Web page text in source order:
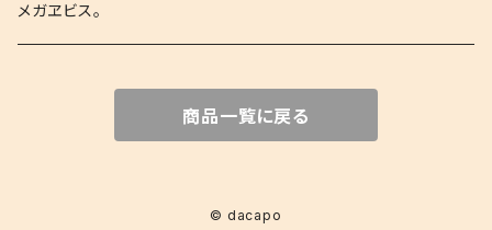
メガヱビス。
商品一覧に戻る
© dacapo